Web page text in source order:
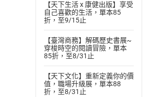
【天下生活 x 康健出版】享受
自己喜歡的生活，單本85
折，至9/15止
【臺灣商務】解碼歷史書展~
穿梭時空的閱讀冒險，單本
85折，至8/31止
【天下文化】重新定義你的價
值，職場升級展，單本88
折，至8/31止